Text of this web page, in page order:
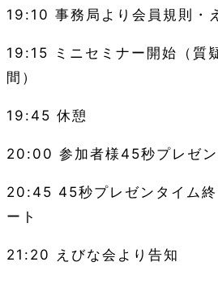
19:10 事務局より会員規則・
19:15 ミニセミナー開始（質
間）
19:45 休憩
20:00 参加者様 45秒プレゼ
20:45 45秒プレゼンタイム
ート
21:20 えびな会より告知